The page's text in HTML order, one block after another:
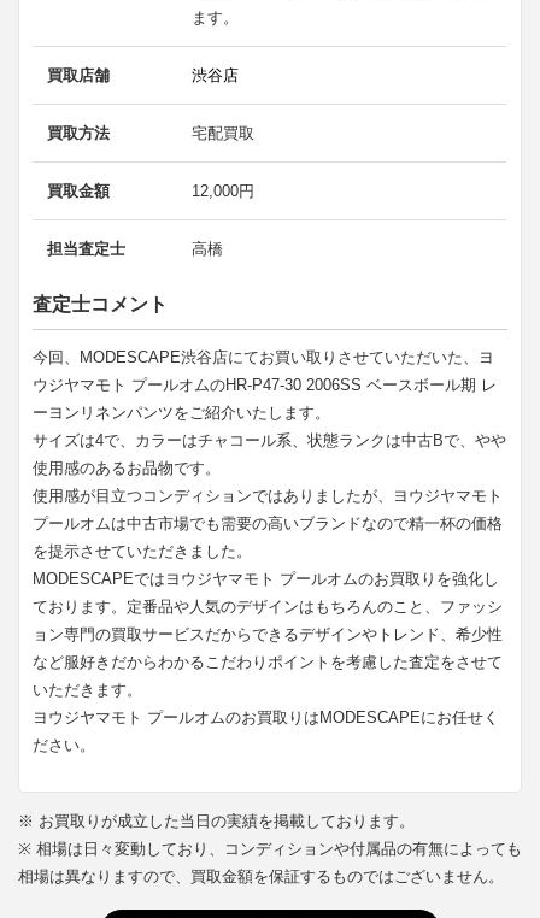
ます。
買取店舗 渋谷店
買取方法 宅配買取
買取金額 12,000円
担当査定士 高橋
査定士コメント
今回、MODESCAPE渋谷店にてお買い取りさせていただいた、ヨ
ウジヤマモト プールオムのHR-P47-30 2006SS ベースボール期 レ
ーヨンリネンパンツをご紹介いたします。
サイズは4で、カラーはチャコール系、状態ランクは中古Bで、やや
使用感のあるお品物です。
使用感が目立つコンディションではありましたが、ヨウジヤマモト
プールオムは中古市場でも需要の高いブランドなので精一杯の価格
を提示させていただきました。
MODESCAPEではヨウジヤマモト プールオムのお買取りを強化し
ております。定番品や人気のデザインはもちろんのこと、ファッシ
ョン専門の買取サービスだからできるデザインやトレンド、希少性
など服好きだからわかるこだわりポイントを考慮した査定をさせて
いただきます。
ヨウジヤマモト プールオムのお買取りはMODESCAPEにお任せく
ださい。
※ お買取りが成立した当日の実績を掲載しております。
※ 相場は日々変動しており、コンディションや付属品の有無によっても
相場は異なりますので、買取金額を保証するものではございません。